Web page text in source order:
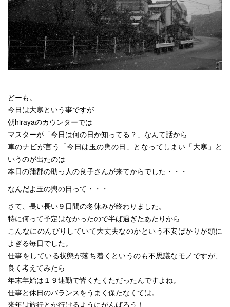
どーも。
今日は大寒という事ですが
朝hirayaのカウンターでは
マスターが「今日は何の日か知ってる？」なんて話から
車のナビが言う「今日は玉の輿の日」となってしまい「大寒」と
いうのが出たのは
本日の蒲郡の助っ人の良子さんが来てからでした・・・
なんだよ玉の輿の日って・・・
さて、長い長い９日間の冬休みが終わりました。
特に何って予定はなかったので半ば過ぎたあたりから
こんなにのんびりしていて大丈夫なのかという不安ばかりが頭に
よぎる毎日でした。
仕事をしている状態が落ち着くというのも不思議なモノですが、
良く考えてみたら
年末年始は１９連勤で皆くたくただったんですよね。
仕事と休日のバランスをうまく保たなくては。
来年は旅行とか行けるようにがんばろう！